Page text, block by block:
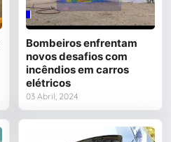
Bombeiros enfrentam
novos desafios com
incêndios em carros
elétricos
03 Abril, 2024